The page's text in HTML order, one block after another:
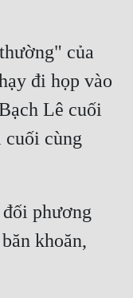
của
đi họp vào
Lê cuối
cuối cùng
phương
khoăn,